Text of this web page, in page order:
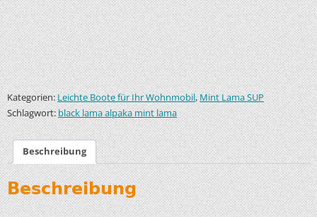
Kategorien:Leichte Boote für Ihr Wohnmobil,Mint Lama SUP
Schlagwort:black lama alpaka mint lama
Beschreibung
Beschreibung